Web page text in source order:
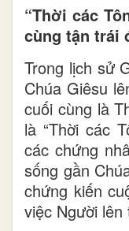
“Thời các
cùng tận trái
Trong lịch sử
Chúa Giêsu
cuối cùng là
là “Thời các
các chứng
sống gần
chứng kiến
việc Người lên